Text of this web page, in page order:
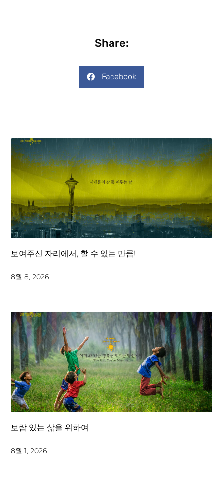
Share:
Facebook
보여주신 자리에서, 할 수 있는 만큼!
8월 8, 2026
보람 있는 삶을 위하여
8월 1, 2026